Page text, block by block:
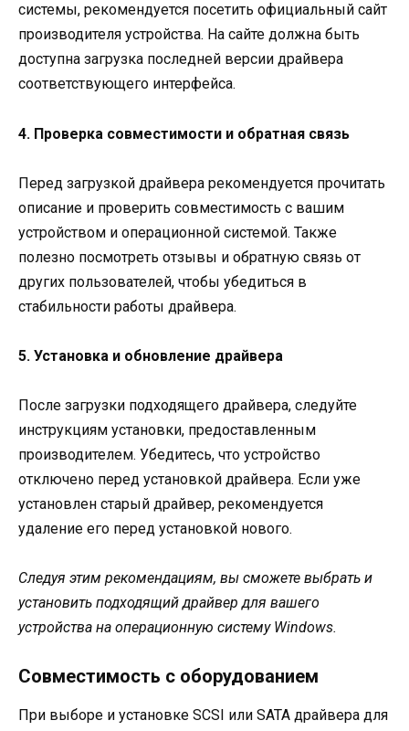
системы, рекомендуется посетить официальный сайт
производителя устройства. На сайте должна быть
доступна загрузка последней версии драйвера
соответствующего интерфейса.
4. Проверка совместимости и обратная связь
Перед загрузкой драйвера рекомендуется прочитать
описание и проверить совместимость с вашим
устройством и операционной системой. Также
полезно посмотреть отзывы и обратную связь от
других пользователей, чтобы убедиться в
стабильности работы драйвера.
5. Установка и обновление драйвера
После загрузки подходящего драйвера, следуйте
инструкциям установки, предоставленным
производителем. Убедитесь, что устройство
отключено перед установкой драйвера. Если уже
установлен старый драйвер, рекомендуется
удаление его перед установкой нового.
Следуя этим рекомендациям, вы сможете выбрать и
установить подходящий драйвер для вашего
устройства на операционную систему Windows.
Совместимость с оборудованием
При выборе и установке SCSI или SATA драйвера для